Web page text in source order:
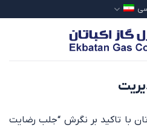
با تاكيد بر نگرش “جلب رضايت